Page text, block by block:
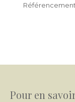
Pour en